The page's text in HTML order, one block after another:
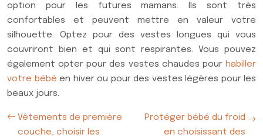
option pour les futures mamans. Ils sont très
confortables et peuvent mettre en valeur votre
silhouette. Optez pour des vestes longues qui vous
couvriront bien et qui sont respirantes. Vous pouvez
également opter pour des vestes chaudes pour habiller
votre bébé en hiver ou pour des vestes légères pour les
beaux jours.
Vêtements de première
couche, choisir les
Protéger bébé du froid
en choisissant des